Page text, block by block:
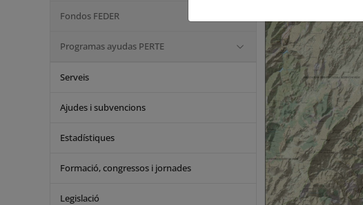
Fondos FEDER
Programas ayudas PERTE
Serveis
Ajudes i subvencions
Estadístiques
Formació, congressos i jornades
Legislació